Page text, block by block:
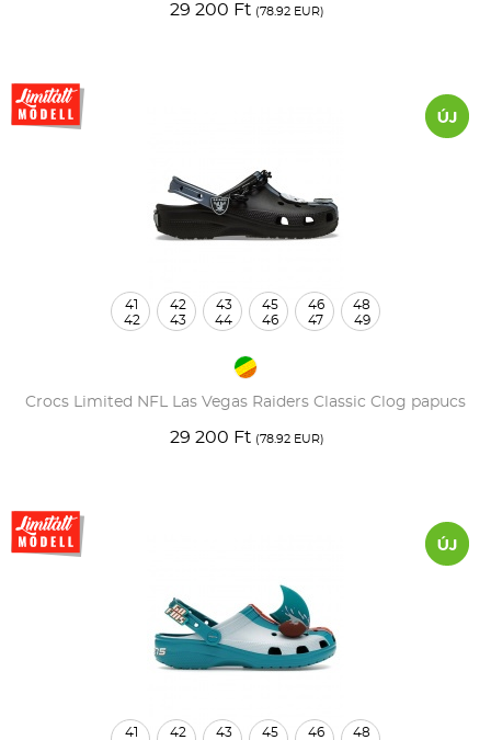
29 200 Ft (78.92 EUR)
Crocs Limited NFL Las Vegas Raiders Classic Clog papucs
29 200 Ft (78.92 EUR)
41
42
42
43
43
44
45
46
46
47
48
49
41
42
43
45
46
48